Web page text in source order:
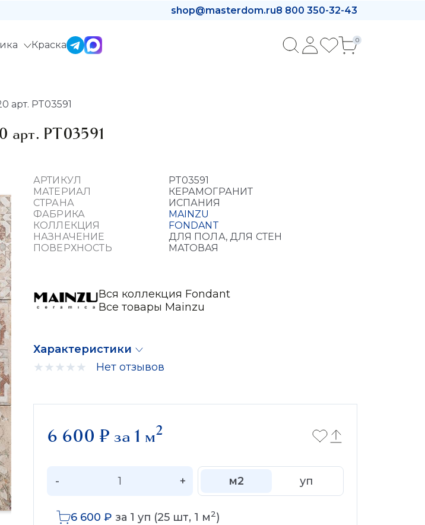
shop@masterdom.ru8 800 350-32-43
Краска 0
арт. PT03591
арт. PT03591
АРТИКУЛ
PT03591
МАТЕРИАЛ
КЕРАМОГРАНИТ
СТРАНА
ИСПАНИЯ
ФАБРИКА
MAINZU
КОЛЛЕКЦИЯ
FONDANT
НАЗНАЧЕНИЕ
ДЛЯ ПОЛА, ДЛЯ СТЕН
ПОВЕРХНОСТЬ
МАТОВАЯ
Вся коллекция Fondant
Все товары Mainzu
Характеристики
Нет отзывов
6 600 ₽ за 1 м2
- + м2 уп
6 600 ₽ за 1 уп (25 шт, 1 м2)